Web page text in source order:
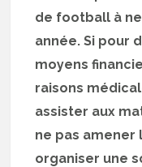
de football à
année. Si pour
moyens
raisons
assister aux
ne pas amener
organiser une